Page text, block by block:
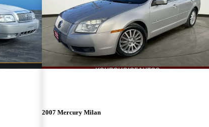
2007 Mercury Milan